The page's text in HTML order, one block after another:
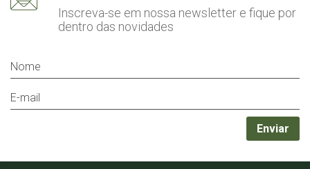
Inscreva-se em nossa newsletter e fique por
dentro das novidades